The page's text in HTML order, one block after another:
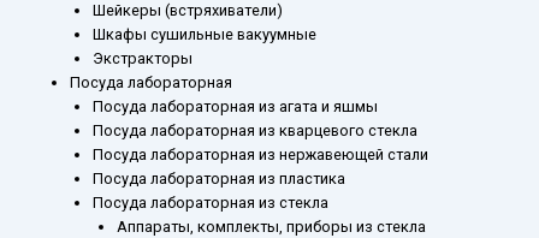
Шейкеры (встряхиватели)
Шкафы сушильные вакуумные
Экстракторы
Посуда лабораторная
Посуда лабораторная из агата и яшмы
Посуда лабораторная из кварцевого стекла
Посуда лабораторная из нержавеющей стали
Посуда лабораторная из пластика
Посуда лабораторная из стекла
Аппараты, комплекты, приборы из стекла